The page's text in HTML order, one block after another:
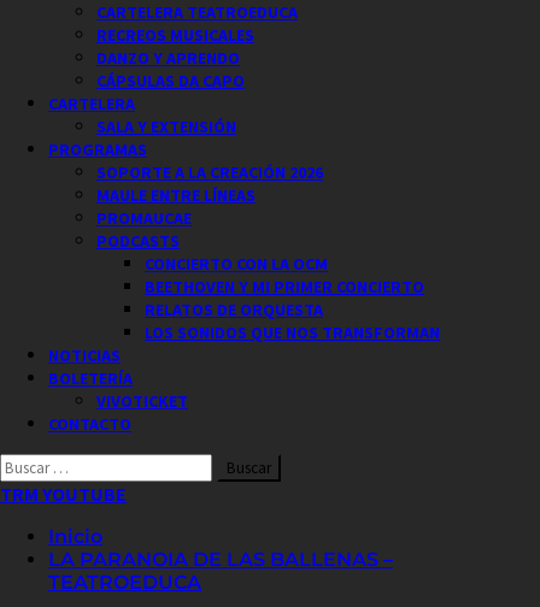
CARTELERA TEATROEDUCA
RECREOS MUSICALES
DANZO Y APRENDO
CÁPSULAS DA CAPO
CARTELERA
SALA Y EXTENSIÓN
PROGRAMAS
SOPORTE A LA CREACIÓN 2026
MAULE ENTRE LÍNEAS
PROMAUCAE
PODCASTS
CONCIERTO CON LA OCM
BEETHOVEN Y MI PRIMER CONCIERTO
RELATOS DE ORQUESTA
LOS SONIDOS QUE NOS TRANSFORMAN
NOTICIAS
BOLETERÍA
VIVOTICKET
CONTACTO
Buscar
por:
TRM YOUTUBE
Inicio
LA PARANOIA DE LAS BALLENAS –
TEATROEDUCA